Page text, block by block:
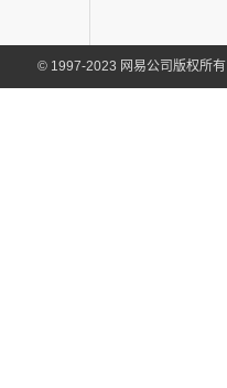
©1997-2023 网易公司版权所有